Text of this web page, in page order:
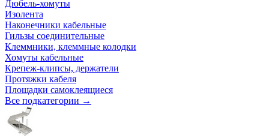
Дюбель-хомуты
Изолента
Наконечники кабельные
Гильзы соединительные
Клеммники, клеммные колодки
Хомуты кабельные
Крепеж-клипсы, держатели
Протяжки кабеля
Площадки самоклеящиеся
Все подкатегории →